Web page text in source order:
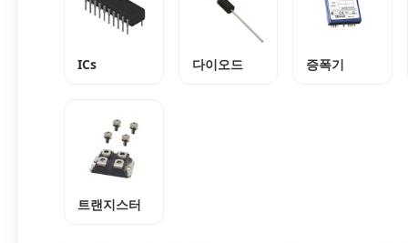
ICs 다이오드 증폭기
트랜지스터